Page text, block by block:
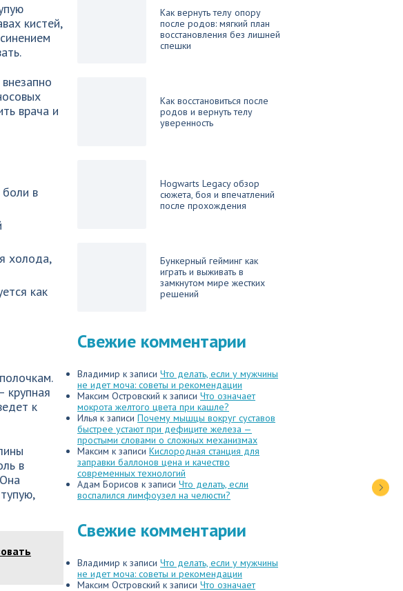
кистей,
врача и
в
холода,
как
крупная
к
в
Как вернуть телу опору
после родов: мягкий план
восстановления без лишней
спешки
Как восстановиться после
родов и вернуть телу
уверенность
Hogwarts Legacy обзор
сюжета, боя и впечатлений
после прохождения
Бункерный гейминг как
играть и выживать в
замкнутом мире жестких
решений
Свежие комментарии
Владимир к записи Что делать, если у мужчины
не идет моча: советы и рекомендации
Максим Островский к записи Что означает
мокрота желтого цвета при кашле?
Илья к записи Почему мышцы вокруг суставов
быстрее устают при дефиците железа —
простыми словами о сложных механизмах
Максим к записи Кислородная станция для
заправки баллонов цена и качество
современных технологий
Адам Борисов к записи Что делать, если
воспалился лимфоузел на челюсти?
Свежие комментарии
Владимир к записи Что делать, если у мужчины
не идет моча: советы и рекомендации
Максим Островский к записи Что означает